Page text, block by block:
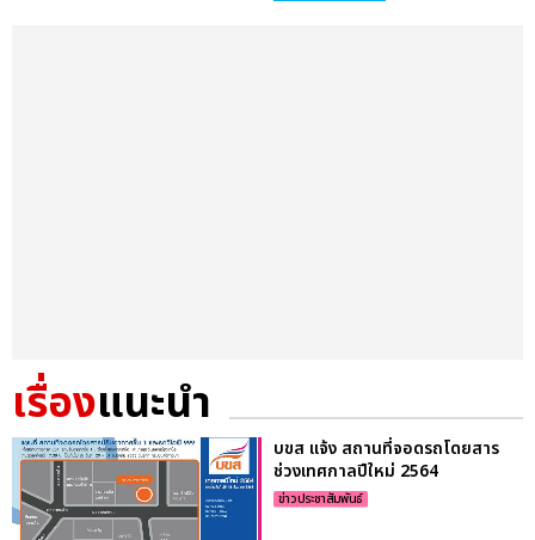
เรื่องแนะนำ
บขส แจ้ง สถานที่จอดรถโดยสาร
ช่วงเทศกาลปีใหม่ 2564
ข่าวประชาสัมพันธ์